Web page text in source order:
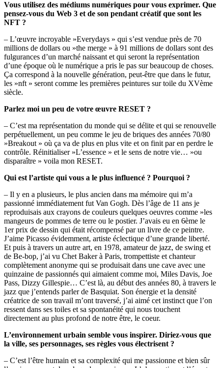
Vous utilisez des médiums numériques pour vous exprimer. Que
pensez-vous du Web 3 et de son pendant créatif que sont les
NFT ?
– L’œuvre incroyable »Everydays » qui s’est vendue près de 70
millions de dollars ou »the merge » à 91 millions de dollars sont des
fulgurances d’un marché naissant et qui seront la représentation
d’une époque où le numérique a pris le pas sur beaucoup de choses.
Ça correspond à la nouvelle génération, peut-être que dans le futur,
les »nft » seront comme les premières peintures sur toile du XVème
siècle.
Parlez moi un peu de votre œuvre RESET ?
– C’est ma représentation du monde qui se délite et qui se renouvelle
perpétuellement, un peu comme le jeu de briques des années 70/80
»Breakout » où ça va de plus en plus vite et on finit par en perdre le
contrôle. Réinitialiser »L’essence » et le sens de notre vie… »ou
disparaître » voila mon RESET.
Qui est l’artiste qui vous a le plus influencé ? Pourquoi ?
– Il y en a plusieurs, le plus ancien dans ma mémoire qui m’a
passionné immédiatement fut Van Gogh. Dès l’âge de 11 ans je
reproduisais aux crayons de couleurs quelques oeuvres comme »les
mangeurs de pommes de terre ou le postier. J’avais eu en 6ème le
1er prix de dessin qui était récompensé par un livre de ce peintre.
J’aime Picasso évidemment, artiste éclectique d’une grande liberté.
Et puis à travers un autre art, en 1978, amateur de jazz, de swing et
de Be-bop, j’ai vu Chet Baker à Paris, trompettiste et chanteur
complètement anonyme qui se produisait dans une cave avec une
quinzaine de passionnés qui aimaient comme moi, Miles Davis, Joe
Pass, Dizzy Gillespie… C’est là, au début des années 80, à travers le
jazz que j’entends parler de Basquiat. Son énergie et la densité
créatrice de son travail m’ont traversé, j’ai aimé cet instinct que l’on
ressent dans ses toiles et sa spontanéité qui nous touchent
directement au plus profond de notre être, le coeur.
L’environnement urbain semble vous inspirer. Diriez-vous que
la ville, ses personnages, ses règles vous électrisent ?
– C’est l’être humain et sa complexité qui me passionne et bien sûr